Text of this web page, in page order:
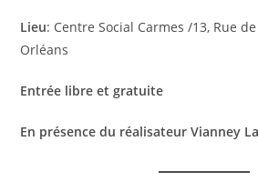
Lieu: Centre Social Carmes /13, Rue
Orléans
Entrée libre et gratuite
En présence du réalisateur Vianney